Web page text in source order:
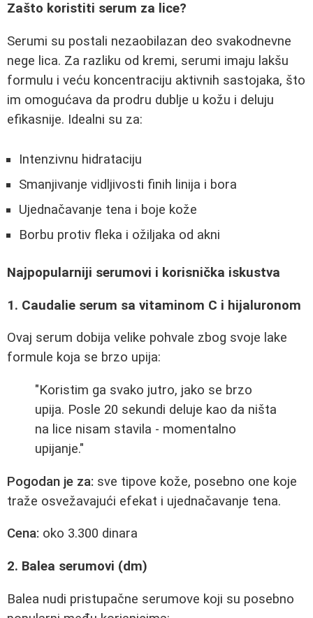
Zašto koristiti serum za lice?
Serumi su postali nezaobilazan deo svakodnevne
nege lica. Za razliku od kremi, serumi imaju lakšu
formulu i veću koncentraciju aktivnih sastojaka, što
im omogućava da prodru dublje u kožu i deluju
efikasnije. Idealni su za:
Intenzivnu hidrataciju
Smanjivanje vidljivosti finih linija i bora
Ujednačavanje tena i boje kože
Borbu protiv fleka i ožiljaka od akni
Najpopularniji serumovi i korisnička iskustva
1. Caudalie serum sa vitaminom C i hijaluronom
Ovaj serum dobija velike pohvale zbog svoje lake
formule koja se brzo upija:
"Koristim ga svako jutro, jako se brzo
upija. Posle 20 sekundi deluje kao da ništa
na lice nisam stavila - momentalno
upijanje."
Pogodan je za: sve tipove kože, posebno one koje
traže osvežavajući efekat i ujednačavanje tena.
Cena: oko 3.300 dinara
2. Balea serumovi (dm)
Balea nudi pristupačne serumove koji su posebno